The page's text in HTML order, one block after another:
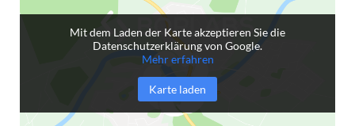
Mit dem Laden der Karte akzeptieren Sie die
Datenschutzerklärung von Google.
Mehr erfahren
Karte laden